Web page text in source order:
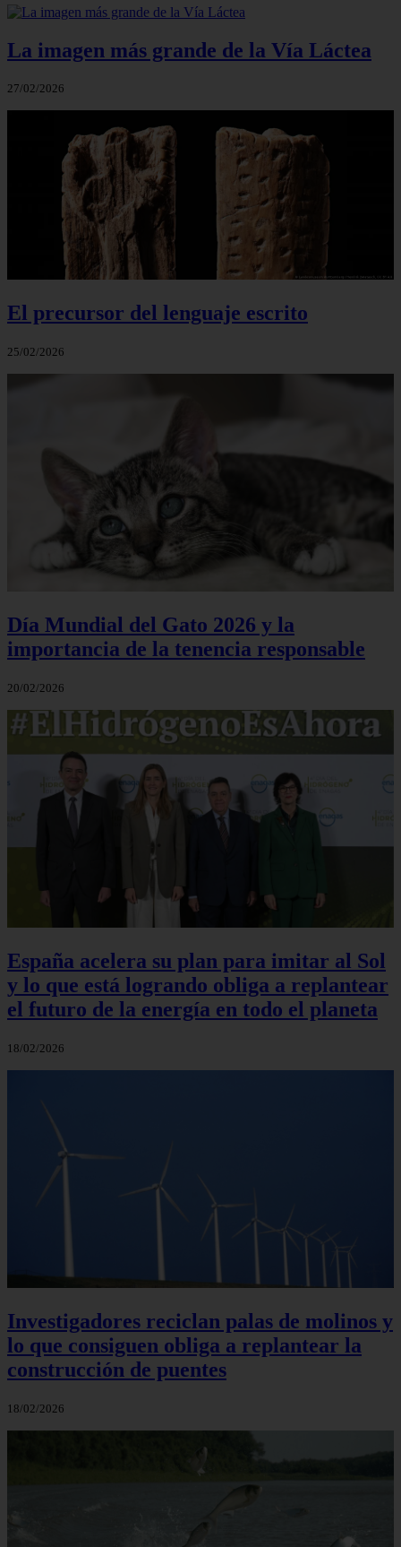
La imagen más grande de la Vía Láctea
27/02/2026
El precursor del lenguaje escrito
25/02/2026
Día Mundial del Gato 2026 y la
importancia de la tenencia responsable
20/02/2026
España acelera su plan para imitar al Sol
y lo que está logrando obliga a replantear
el futuro de la energía en todo el planeta
18/02/2026
Investigadores reciclan palas de molinos y
lo que consiguen obliga a replantear la
construcción de puentes
18/02/2026